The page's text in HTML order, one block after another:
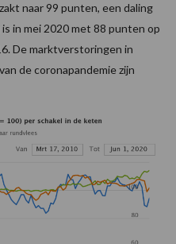
naar 99 punten, een daling
in mei 2020 met 88 punten op
De marktverstoringen in
de coronapandemie zijn